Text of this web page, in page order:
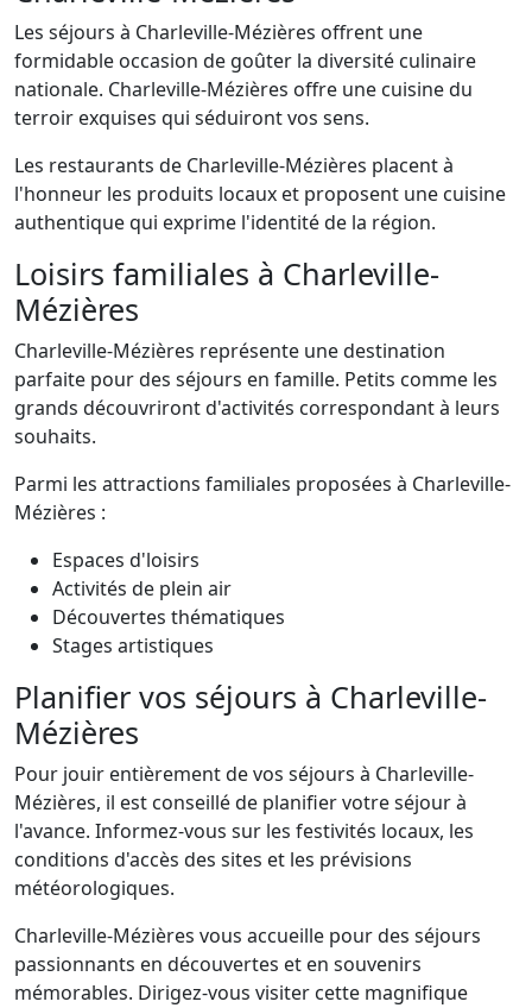
Les séjours à Charleville-Mézières offrent une
formidable occasion de goûter la diversité culinaire
nationale. Charleville-Mézières offre une cuisine du
terroir exquises qui séduiront vos sens.
Les restaurants de Charleville-Mézières placent à
l'honneur les produits locaux et proposent une cuisine
authentique qui exprime l'identité de la région.
Loisirs familiales à Charleville-
Mézières
Charleville-Mézières représente une destination
parfaite pour des séjours en famille. Petits comme les
grands découvriront d'activités correspondant à leurs
souhaits.
Parmi les attractions familiales proposées à Charleville-
Mézières :
Espaces d'loisirs
Activités de plein air
Découvertes thématiques
Stages artistiques
Planifier vos séjours à Charleville-
Mézières
Pour jouir entièrement de vos séjours à Charleville-
Mézières, il est conseillé de planifier votre séjour à
l'avance. Informez-vous sur les festivités locaux, les
conditions d'accès des sites et les prévisions
météorologiques.
Charleville-Mézières vous accueille pour des séjours
passionnants en découvertes et en souvenirs
mémorables. Dirigez-vous visiter cette magnifique